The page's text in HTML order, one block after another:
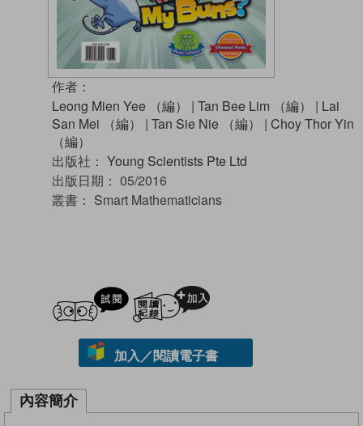
作者：
Leong Mien Yee （編）
| Tan Bee Lim （編） | Lai
San Mei （編）
| Tan Sie Nie （編） | Choy Thor Yin
（編）
出版社： Young Scientists Pte Ltd
出版日期： 05/2016
叢書： Smart Mathematicians
試閲
加入／閱讀電子書
內容簡介